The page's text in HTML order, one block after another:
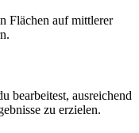
Flächen auf mittlerer
bearbeitest, ausreichend
zu erzielen.